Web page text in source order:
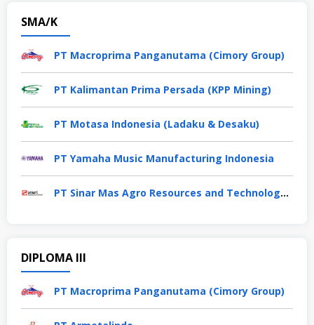
SMA/K
PT Macroprima Panganutama (Cimory Group)
PT Kalimantan Prima Persada (KPP Mining)
PT Motasa Indonesia (Ladaku & Desaku)
PT Yamaha Music Manufacturing Indonesia
PT Sinar Mas Agro Resources and Technology Tbk
DIPLOMA III
PT Macroprima Panganutama (Cimory Group)